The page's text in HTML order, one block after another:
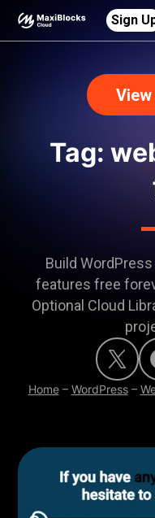
Sign
Tag:
Build
features free
Optional Cloud
Home– WordPress–